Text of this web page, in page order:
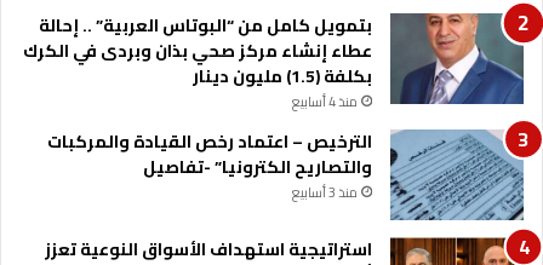
م
ل
ك
ر
س
خ
ت
م
ك
ا
بتمويل كامل من “البوتاس العربية” .. إحالة
عطاء إنشاء مركز صحي بذان وبردى في الكرك
بكلفة (1.5) مليون دينار
منذ 4 أسابيع
الترخيص – اعتماد رخص القيادة والمركبات
والتصاريح الكترونيا” -تفاصيل
منذ 3 أسابيع
استراتيجية استهداف الأسواق النوعية تعزز